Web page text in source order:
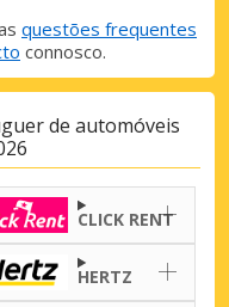
questões frequentes
connosco.
de automóveis
CLICK RENT
HERTZ